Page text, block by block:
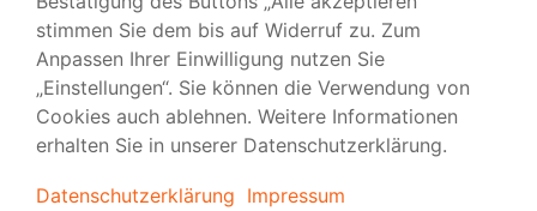
Plakate
Setzen Sie auf Fernwirkung mit Plakaten in Auflage 1 bis
200.000.
ZUM PRODUKT